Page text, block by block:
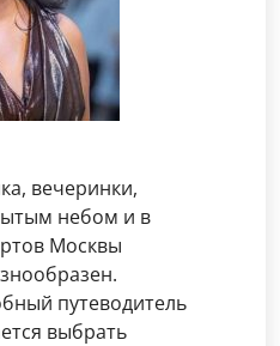
вечеринки,
небом и в
Москвы
путеводитель
выбрать